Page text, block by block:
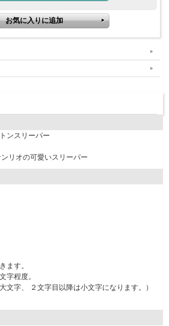
ンスリーパー
リオの可愛いスリーパー
ます。
字程度。
文字、 ２文字目以降は小文字になります。）